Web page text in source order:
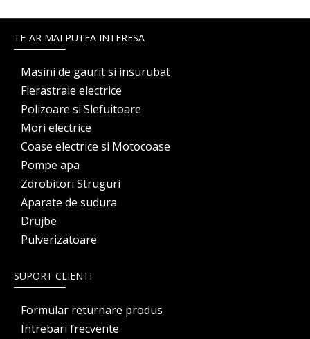
TE-AR MAI PUTEA INTERESA
Masini de gaurit si insurubat
Fierastraie electrice
Polizoare si Slefuitoare
Mori electrice
Coase electrice si Motocoase
Pompe apa
Zdrobitori Struguri
Aparate de sudura
Drujbe
Pulverizatoare
SUPORT CLIENTI
Formular returnare produs
Intrebari frecvente